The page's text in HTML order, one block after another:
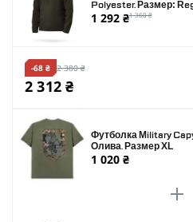
Polyester. Размер:
1 292 ₴1 360 ₴
-68 ₴ 2 380 ₴
2 312 ₴
Футболка Military
Олива. Размер XL
1 020 ₴